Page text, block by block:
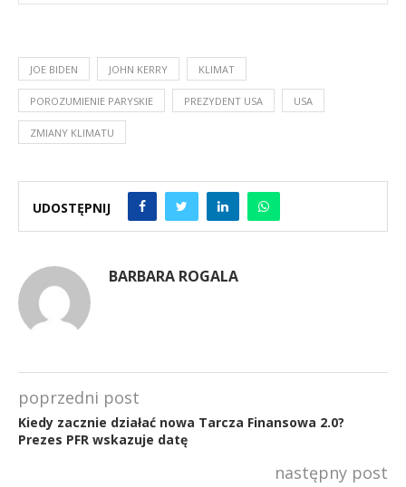
JOE BIDEN JOHN KERRY KLIMAT
POROZUMIENIE PARYSKIE PREZYDENT USA USA
ZMIANY KLIMATU
UDOSTĘPNIJ
BARBARA ROGALA
poprzedni post
Kiedy zacznie działać nowa Tarcza Finansowa 2.0?
Prezes PFR wskazuje datę
następny post